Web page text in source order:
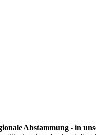
Abstammung - in